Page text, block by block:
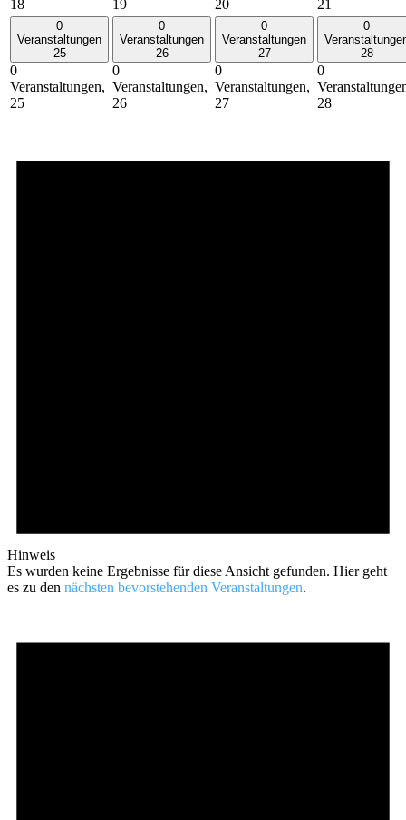
18
19
20
21
0
Veranstaltungen
25
0
Veranstaltungen,
25
0
Veranstaltungen
26
0
Veranstaltungen,
26
0
Veranstaltungen
27
0
Veranstaltungen,
27
0
28
0
28
Hinweis
Es wurden keine Ergebnisse für diese Ansicht gefunden. Hier geht
es zu den nächsten bevorstehenden Veranstaltungen.